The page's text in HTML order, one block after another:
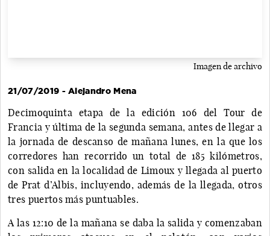
Imagen de archivo
21/07/2019 - Alejandro Mena
Decimoquinta etapa de la edición 106 del Tour de
Francia y última de la segunda semana, antes de llegar a
la jornada de descanso de mañana lunes, en la que los
corredores han recorrido un total de 185 kilómetros,
con salida en la localidad de Limoux y llegada al puerto
de Prat d’Albis, incluyendo, además de la llegada, otros
tres puertos más puntuables.
A las 12:10 de la mañana se daba la salida y comenzaban